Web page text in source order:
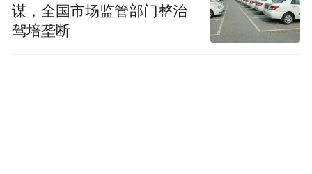
谋，全国市场监管部门整治
驾培垄断